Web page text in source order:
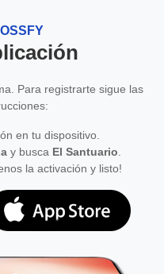
Para registrarte sigue las
en tu dispositivo.
y busca El Santuario
la activación y listo!